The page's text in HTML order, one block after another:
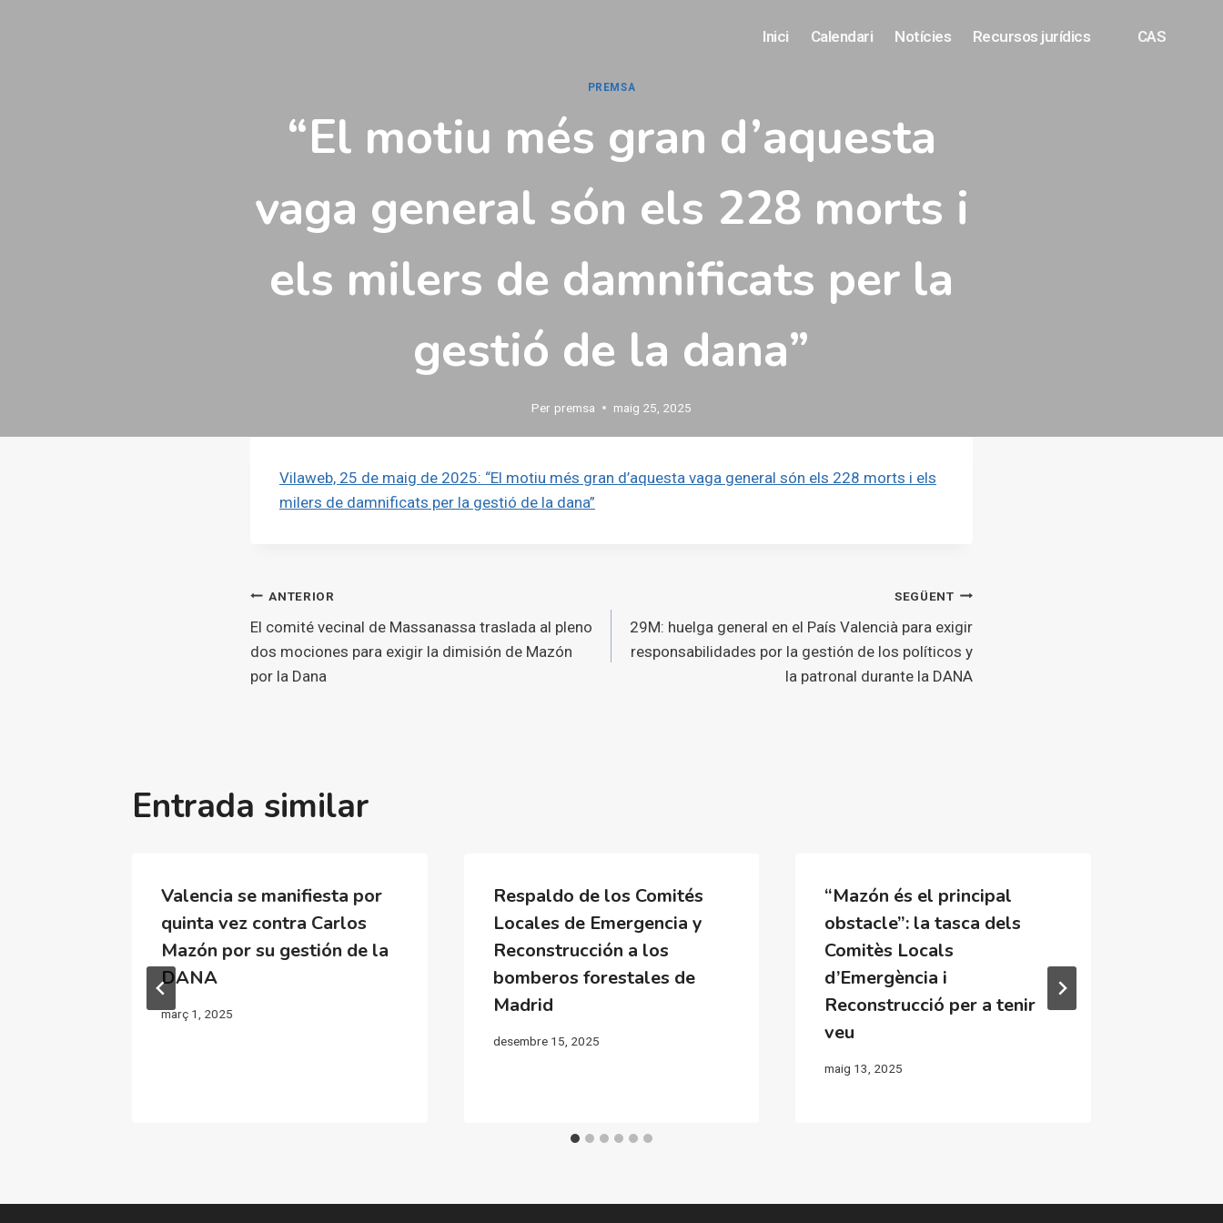
Inici Calendari Notícies Recursos jurídics CAS
PREMSA
“El motiu més gran d’aquesta
vaga general són els 228 morts i
els milers de damnificats per la
gestió de la dana”
Per premsa maig 25, 2025
Vilaweb, 25 de maig de 2025: “El motiu més gran d’aquesta vaga general són els 228 morts i els
milers de damnificats per la gestió de la dana”
Navegació
d'entrades
ANTERIOR
El comité vecinal de Massanassa traslada al pleno
dos mociones para exigir la dimisión de Mazón
por la Dana
SEGÜENT
29M: huelga general en el País Valencià para exigir
responsabilidades por la gestión de los políticos y
la patronal durante la DANA
Entrada similar
Valencia se manifiesta por
quinta vez contra Carlos
Mazón por su gestión de la
DANA
març 1, 2025
Respaldo de los Comités
Locales de Emergencia y
Reconstrucción a los
bomberos forestales de
Madrid
desembre 15, 2025
“Mazón és el principal
obstacle”: la tasca dels
Comitès Locals
d’Emergència i
Reconstrucció per a tenir
veu
maig 13, 2025